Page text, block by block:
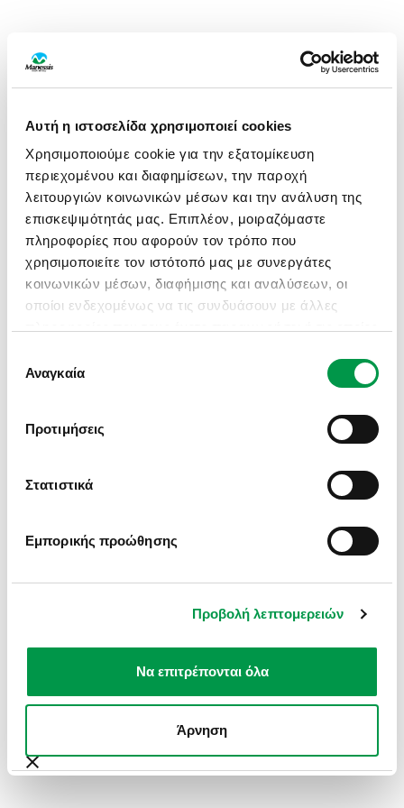
Αυτή η ιστοσελίδα χρησιμοποιεί cookies
Χρησιμοποιούμε cookie για την εξατομίκευση
περιεχομένου και διαφημίσεων, την παροχή
λειτουργιών κοινωνικών μέσων και την ανάλυση της
επισκεψιμότητάς μας. Επιπλέον, μοιραζόμαστε
πληροφορίες που αφορούν τον τρόπο που
χρησιμοποιείτε τον ιστότοπό μας με συνεργάτες
κοινωνικών μέσων, διαφήμισης και αναλύσεων, οι
οποίοι ενδεχομένως να τις συνδυάσουν με άλλες
χρήση των υπηρεσιών τους.
συγκατάθεσης
Αναγκαία
Προτιμήσεις
Στατιστικά
Εμπορικής προώθησης
Προβολή λεπτομερειών
Να επιτρέπονται όλα
Άρνηση
APPLICATION ERROR: A CLIENT-SIDE EXCEPTION HAS